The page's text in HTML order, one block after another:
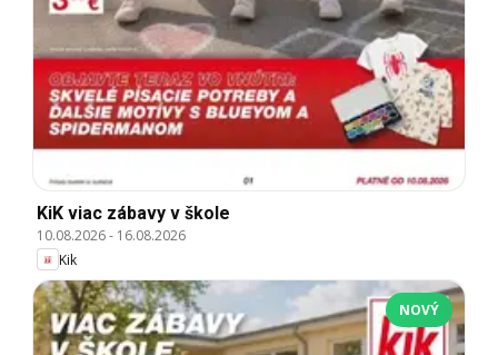
KiK viac zábavy v škole
10.08.2026- 16.08.2026
Kik
NOVÝ